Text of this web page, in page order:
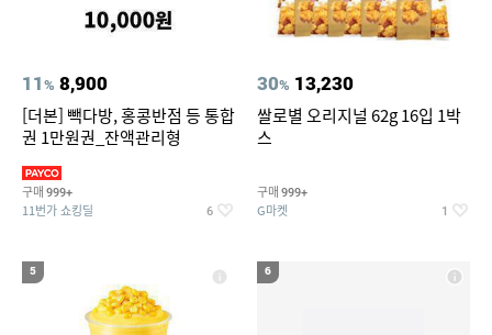
11% 8,900
[더본] 빽다방, 홍콩반점 등 통합
권 1만원권_잔액관리형
구매 999+
11번가 쇼킹딜 6
30% 13,230
쌀로별 오리지널 62g 16입 1박
스
구매 999+
G마켓 1
5 6